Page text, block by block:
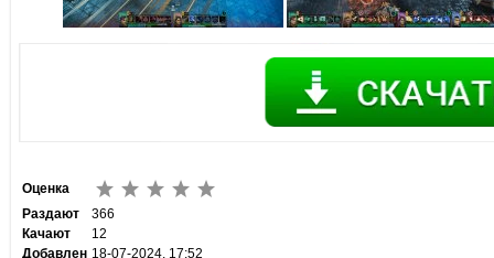
Оценка
Раздают
366
Качают
12
Добавлен 18-07-2024, 17:52